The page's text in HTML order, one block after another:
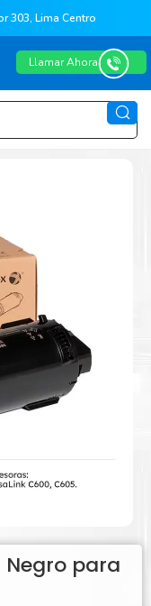
303, Lima Centro
Llamar Ahora
Negro para